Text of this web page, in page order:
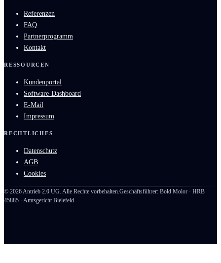
Referenzen
FAQ
Partnerprogramm
Kontakt
RESSOURCEN
Kundenportal
Software-Dashboard
E-Mail
Impressum
RECHTLICHES
Datenschutz
AGB
Cookies
© 2026Antrieb 2.0 UG. Alle Rechte vorbehalten.Geschäftsführer: Bold Molor · HRB
45885 · Amtsgericht Bielefeld